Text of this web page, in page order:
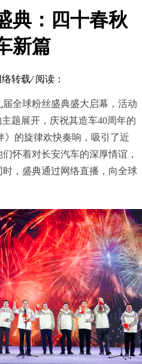
典：四十春秋
新篇
转载/ 阅读：
届全球粉丝盛典盛大启幕，活动
题展开，庆祝其造车40周年的
》的旋律欢快奏响，吸引了近
怀着对长安汽车的深厚情谊，
，盛典通过网络直播，向全球